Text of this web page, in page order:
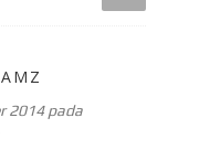
2014 pada